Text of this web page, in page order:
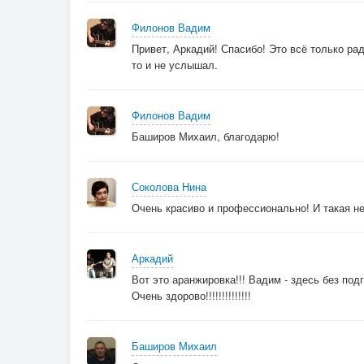
Филонов Вадим
Привет, Аркадий! Спасибо! Это всё только
то и не услышал.
Филонов Вадим
Баширов Михаил, благодарю!
Соколова Нина
Очень красиво и профессионально! И такая
Аркадий
Вот это аранжировка!!! Вадим - здесь без
Очень здорово!!!!!!!!!!!!!!
Баширов Михаил